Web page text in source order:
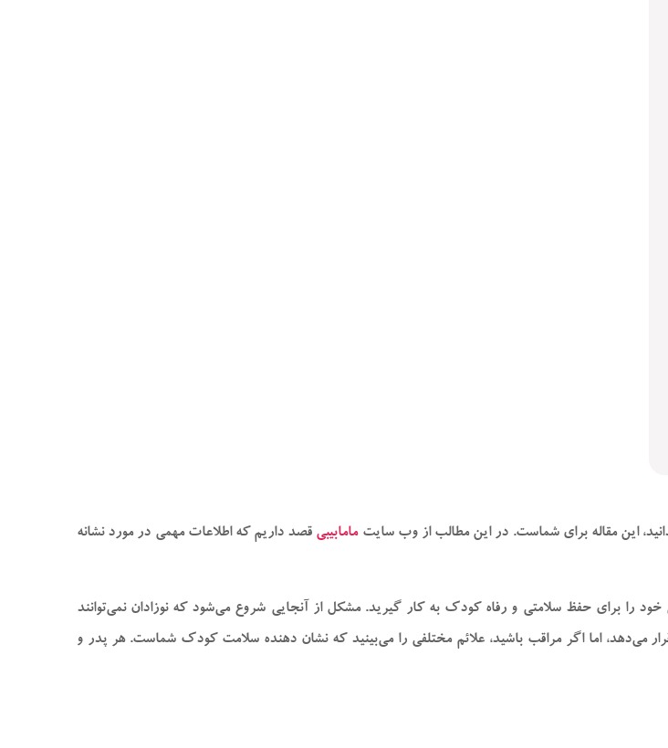
مامابیبی قصد داریم که اطلاعات مهمی در مورد نشانه
خود را برای حفظ سلامتی و رفاه کودک به کار گیرید. مشکل از آنجایی شروع می‌شود که نوزادان نمی‌توانند
می‌دهد، اما اگر مراقب باشید، علائم مختلفی را می‌بینید که نشان دهنده سلامت کودک شماست. هر پدر و